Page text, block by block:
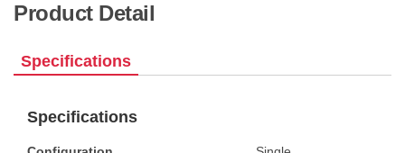
Product Detail
Specifications
Specifications